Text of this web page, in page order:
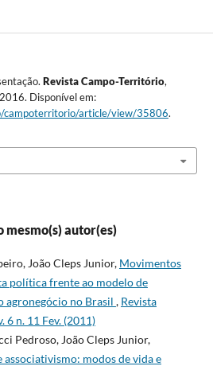
Revista Campo-Território,
Disponível em:
campoterritorio/article/view/35806.
autor(es)
João Cleps Junior, Movimentos
política frente ao modelo de
agronegócio no Brasil , Revista
n. 11 Fev. (2011)
Pedroso, João Cleps Junior,
modos de vida e